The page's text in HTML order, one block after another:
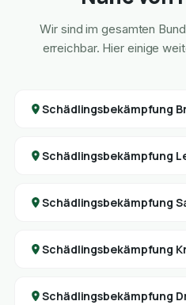
Wir sind im gesamten
erreichbar. Hier einige
Schädlingsbekämpfung
Schädlingsbekämpfung
Schädlingsbekämpfung
Schädlingsbekämpfung
Schädlingsbekämpfung